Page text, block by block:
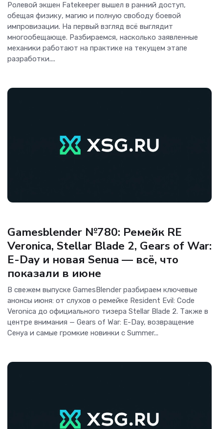
Ролевой экшен Fatekeeper вышел в ранний доступ,
обещая физику, магию и полную свободу боевой
импровизации. На первый взгляд всё выглядит
многообещающе. Разбираемся, насколько заявленные
механики работают на практике на текущем этапе
разработки....
Gamesblender №780: Ремейк RE
Veronica, Stellar Blade 2, Gears of War:
E-Day и новая Senua — всё, что
показали в июне
В свежем выпуске GamesBlender разбираем ключевые
анонсы июня: от слухов о ремейке Resident Evil: Code
Veronica до официального тизера Stellar Blade 2. Также в
центре внимания — Gears of War: E-Day, возвращение
Сенуа и самые громкие новинки с Summer...